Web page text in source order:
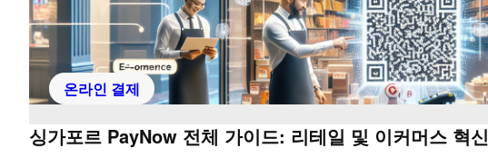
온라인 결제
싱가포르 PayNow 전체 가이드: 리테일 및 이커머스 혁신